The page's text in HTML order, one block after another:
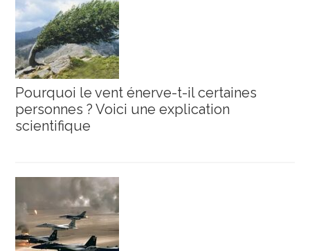
Pourquoi le vent énerve-t-il certaines
personnes ? Voici une explication
scientifique